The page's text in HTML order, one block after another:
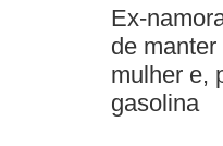
Ex-
de
mulher e,
gasolina